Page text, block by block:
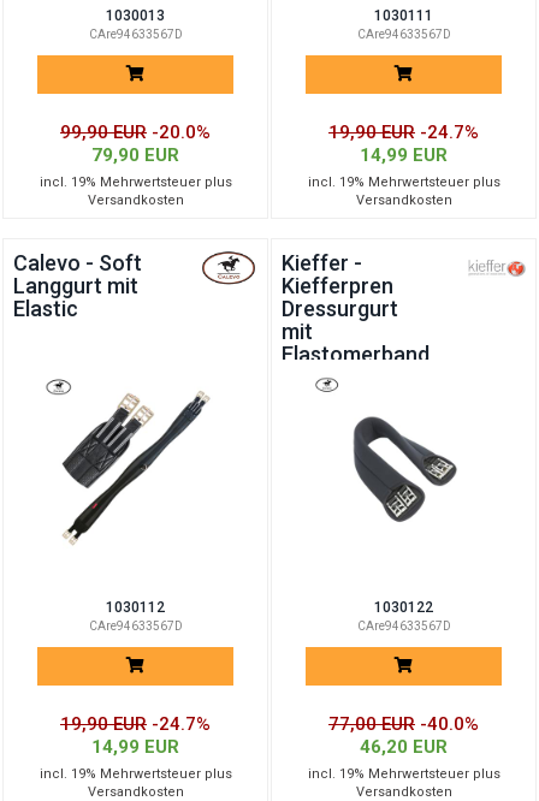
1030013
CAre94633567D
99,90 EUR -20.0%
79,90 EUR
incl. 19% Mehrwertsteuer plus
Versandkosten
1030111
CAre94633567D
19,90 EUR -24.7%
14,99 EUR
incl. 19% Mehrwertsteuer plus
Versandkosten
Calevo - Soft
Langgurt mit
Elastic
1030112
CAre94633567D
19,90 EUR -24.7%
14,99 EUR
incl. 19% Mehrwertsteuer plus
Versandkosten
Kieffer -
Kiefferpren
Dressurgurt
mit
Elastomerband
1030122
CAre94633567D
77,00 EUR -40.0%
46,20 EUR
incl. 19% Mehrwertsteuer plus
Versandkosten